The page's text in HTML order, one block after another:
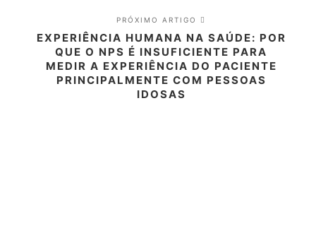
PRÓXIMO ARTIGO
EXPERIÊNCIA HUMANA NA SAÚDE: POR
QUE O NPS É INSUFICIENTE PARA
MEDIR A EXPERIÊNCIA DO PACIENTE
PRINCIPALMENTE COM PESSOAS
IDOSAS